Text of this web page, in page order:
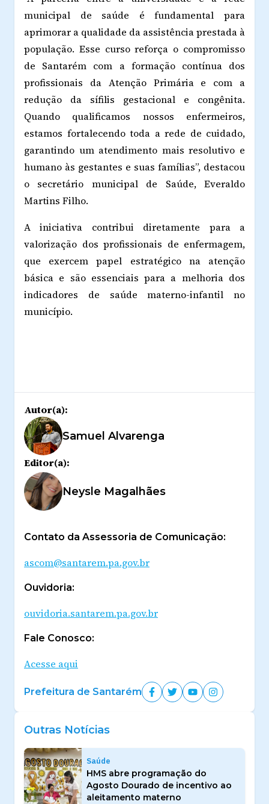
municipal de saúde é fundamental para
aprimorar a qualidade da assistência prestada à
população. Esse curso reforça o compromisso
de Santarém com a formação contínua dos
profissionais da Atenção Primária e com a
redução da sífilis gestacional e congênita.
Quando qualificamos nossos enfermeiros,
estamos fortalecendo toda a rede de cuidado,
garantindo um atendimento mais resolutivo e
humano às gestantes e suas famílias”, destacou
o secretário municipal de Saúde, Everaldo
Martins Filho.
A iniciativa contribui diretamente para a
valorização dos profissionais de enfermagem,
que exercem papel estratégico na atenção
básica e são essenciais para a melhoria dos
indicadores de saúde materno-infantil no
município.
Autor(a):
Samuel Alvarenga
Editor(a):
Neysle Magalhães
Contato da Assessoria de Comunicação:
ascom@santarem.pa.gov.br
Ouvidoria:
ouvidoria.santarem.pa.gov.br
Fale Conosco:
Acesse aqui
Prefeitura de Santarém
Outras Notícias
Saúde
HMS abre programação do
Agosto Dourado de incentivo ao
aleitamento materno